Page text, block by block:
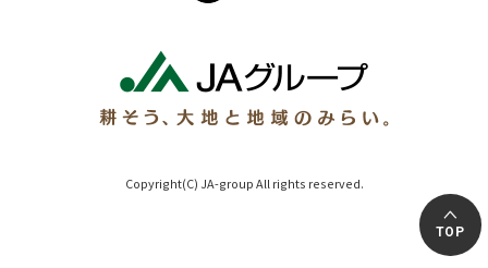
Copyright(C) JA-group All rights reserved.
TOP